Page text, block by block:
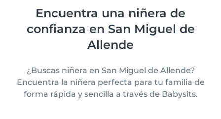
Encuentra una niñera de
confianza en San Miguel de
Allende
¿Buscas niñera en San Miguel de Allende?
Encuentra la niñera perfecta para tu familia de
forma rápida y sencilla a través de Babysits.